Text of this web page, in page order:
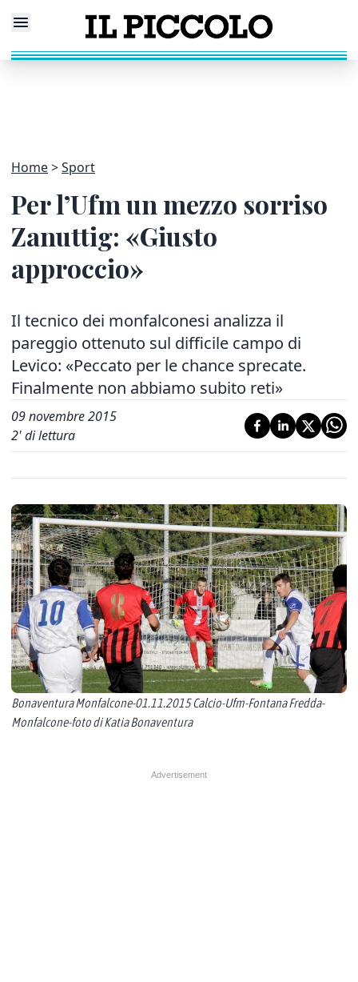
Home Sport
Per l’Ufm un mezzo sorriso
Zanuttig: «Giusto
approccio»
Il tecnico dei monfalconesi analizza il
pareggio ottenuto sul difficile campo di
Levico: «Peccato per le chance sprecate.
Finalmente non abbiamo subito reti»
09 novembre 2015
2' di lettura
Bonaventura Monfalcone-01.11.2015 Calcio-Ufm-Fontana Fredda-
Monfalcone-foto di Katia Bonaventura